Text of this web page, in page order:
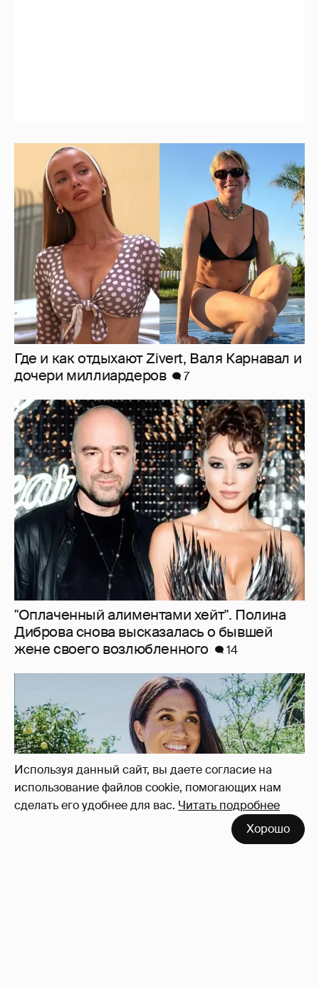
Используя данный сайт, вы даете согласие на
использование файлов cookie, помогающих нам
сделать его удобнее для вас. Читать подробнее
Хорошо
"Оплаченный алиментами хейт". Полина
Диброва снова высказалась о бывшей
жене своего возлюбленного
14
"Она постоянно говорила о дворце". Марта
Стюарт рассказала, как Меган Маркл
хвасталась встречей с королём Карлом III
10
В сети высмеяли Наталию Архангельскую
из "Антиглянца" за рецензию на роман